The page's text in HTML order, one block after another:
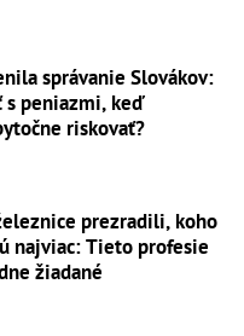
správanie Slovákov:
s peniazmi, keď
riskovať?
prezradili, koho
najviac: Tieto profesie
žiadané